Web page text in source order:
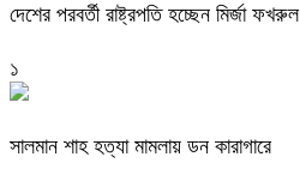
দেশের পরবর্তী রাষ্ট্রপতি হচ্ছেন মির্জা ফখরুল
১
সালমান শাহ হত্যা মামলায় ডন কারাগারে